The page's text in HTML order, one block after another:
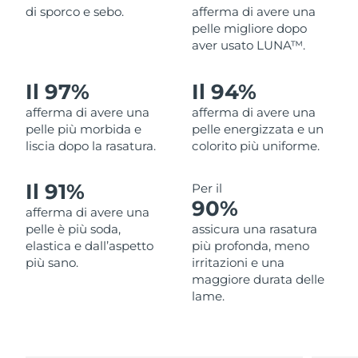
di sporco e sebo.
afferma di avere una
pelle migliore dopo
aver usato LUNA™.
Il 97%
afferma di avere una
pelle più morbida e
liscia dopo la rasatura.
Il 94%
afferma di avere una
pelle energizzata e un
colorito più uniforme.
Il 91%
afferma di avere una
pelle è più soda,
elastica e dall’aspetto
più sano.
Per il
90%
assicura una rasatura
più profonda, meno
irritazioni e una
maggiore durata delle
lame.
Filippine Consegna stimata 8/14/26
Consegna stimata 8/12/26
Portogallo Consegna stimata
Portorico Consegna stimata 8/13/26
Riunione Consegna stimata
Romania Consegna stimata8/11/26
Consegna stimata 8/19/26